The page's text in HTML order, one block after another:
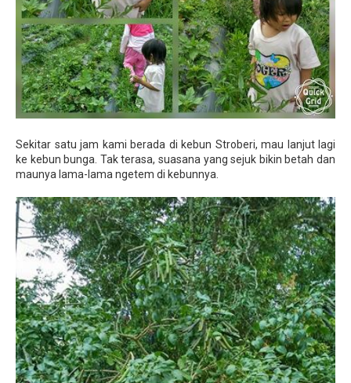
Sekitar satu jam kami berada di kebun Stroberi, mau lanjut lagi
ke kebun bunga. Tak terasa, suasana yang sejuk bikin betah dan
maunya lama-lama ngetem di kebunnya.